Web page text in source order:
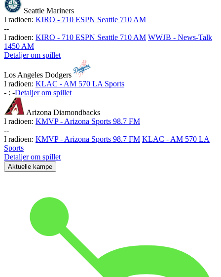
Seattle Mariners
I radioen: KIRO - 710 ESPN Seattle 710 AM
--
I radioen: KIRO - 710 ESPN Seattle 710 AM WWJB - News-Talk
1450 AM
Detaljer om spillet
Los Angeles Dodgers
I radioen: KLAC - AM 570 LA Sports
- : -Detaljer om spillet
Arizona Diamondbacks
I radioen: KMVP - Arizona Sports 98.7 FM
--
I radioen: KMVP - Arizona Sports 98.7 FM KLAC - AM 570 LA
Sports
Detaljer om spillet
Aktuelle kampe